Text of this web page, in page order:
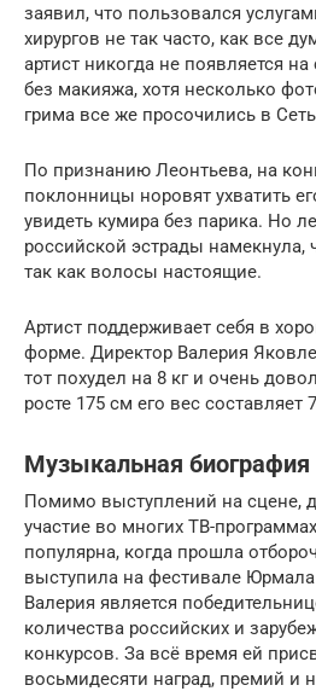
заявил, что пользовался
хирургов не так часто, как все
артист никогда не появляется
без макияжа, хотя несколько
грима все же просочились в
По признанию Леонтьева, на
поклонницы норовят ухватить
увидеть кумира без парика. Но
российской эстрады намекнула,
так как волосы настоящие.
Артист поддерживает себя в
форме. Директор Валерия
тот похудел на 8 кг и очень
росте 175 см его вес составляет
Музыкальная биография
Помимо выступлений на сцене,
участие во многих ТВ-
популярна, когда прошла
выступила на фестивале
Валерия является
количества российских и
конкурсов. За всё время ей
восьмидесяти наград, премий и